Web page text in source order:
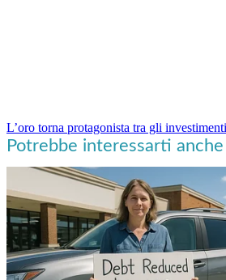
L’oro torna protagonista tra gli